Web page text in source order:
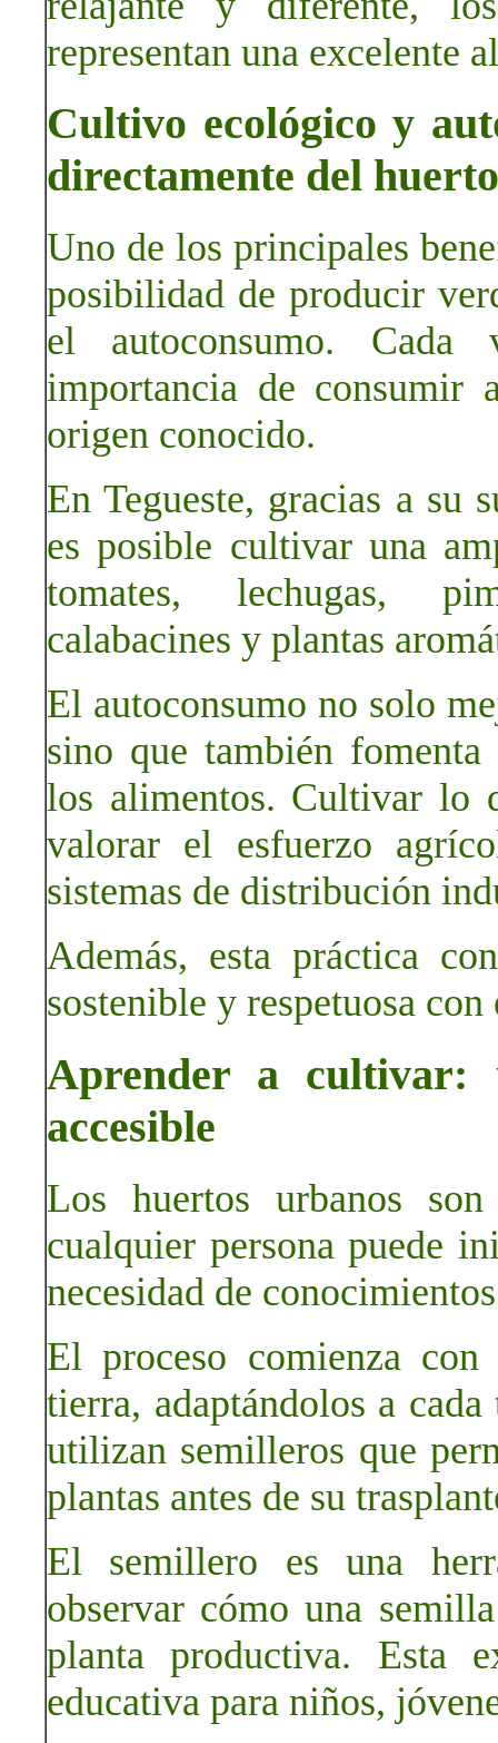
representan una excelente
Cultivo ecológico y
directamente del huerto
Uno de los principales
posibilidad de producir
el autoconsumo.
importancia de consumir
origen conocido.
En Tegueste, gracias a
es posible cultivar una
tomates, lechugas,
calabacines y plantas
El autoconsumo no solo
sino que también
los alimentos. Cultivar lo
valorar el esfuerzo
sistemas de distribución
Además, esta práctica
sostenible y respetuosa
Aprender a cultivar:
accesible
Los huertos urbanos
cualquier persona puede
necesidad de
El proceso comienza
tierra, adaptándolos a
utilizan semilleros que
plantas antes de su
El semillero es una
observar cómo una
planta productiva. Esta
educativa para niños,